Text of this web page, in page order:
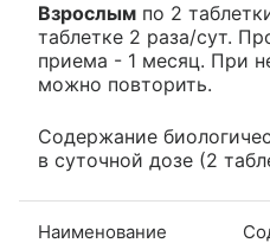
Взрослым по 2
таблетке 2 раза/сут.
приема - 1 месяц. При
можно повторить.
Содержание
в суточной дозе (2
Наименование